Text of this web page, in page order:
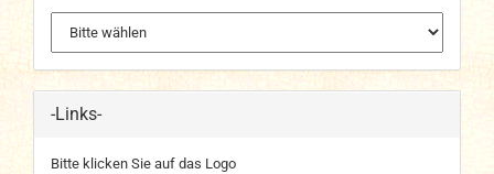
-Links-
Bitte klicken Sie auf das Logo